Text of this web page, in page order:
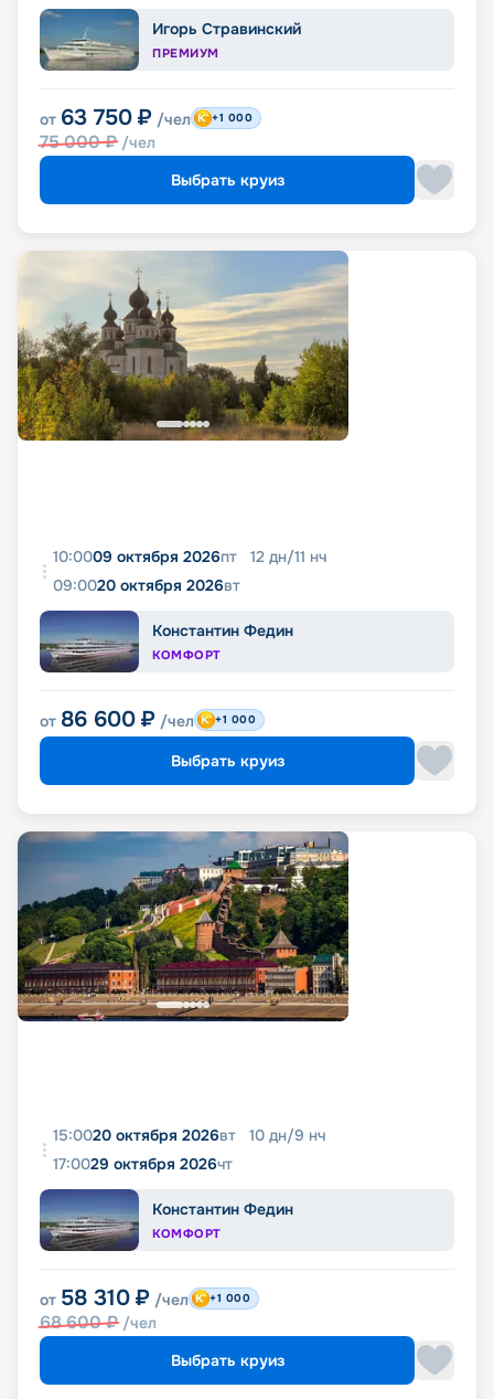
Игорь Стравинский
ПРЕМИУМ
от 63 750 ₽ /чел
75 000₽ /чел
+1 000
Выбрать круиз
10:0009 октября 2026пт 12 дн/11 нч
09:0020 октября 2026вт
Константин Федин
КОМФОРТ
от 86 600 ₽ /чел +1 000
Выбрать круиз
15:0020 октября 2026вт 10 дн/9 нч
17:0029 октября 2026чт
Константин Федин
КОМФОРТ
от 58 310 ₽ /чел
68 600₽ /чел
+1 000
Выбрать круиз